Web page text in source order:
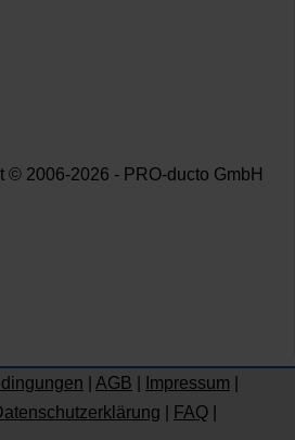
© 2006-2026 - PRO-ducto GmbH
AGB Impressum
FAQ